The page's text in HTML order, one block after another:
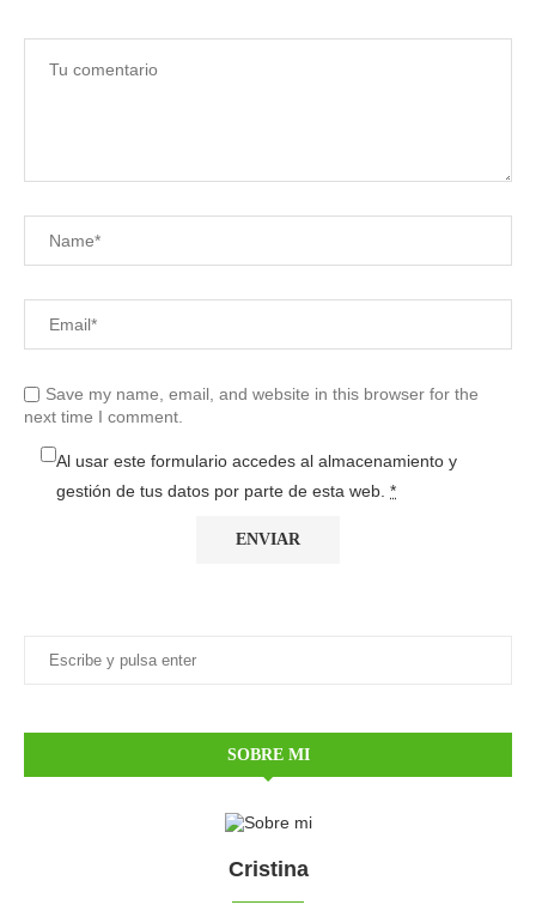
Save my name, email, and website in this browser for the
next time I comment.
Al usar este formulario accedes al almacenamiento y
gestión de tus datos por parte de esta web. *
SOBRE MI
Cristina